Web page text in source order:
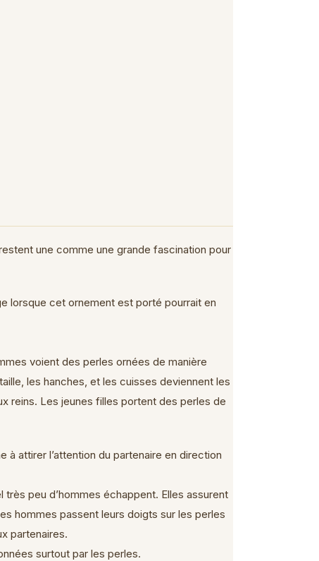
une comme une grande fascination pour
lorsque cet ornement est porté pourrait en
voient des perles ornées de manière
les hanches, et les cuisses deviennent les
reins. Les jeunes filles portent des perles de
attirer l’attention du partenaire en direction
peu d’hommes échappent. Elles assurent
hommes passent leurs doigts sur les perles
partenaires.
surtout par les perles.